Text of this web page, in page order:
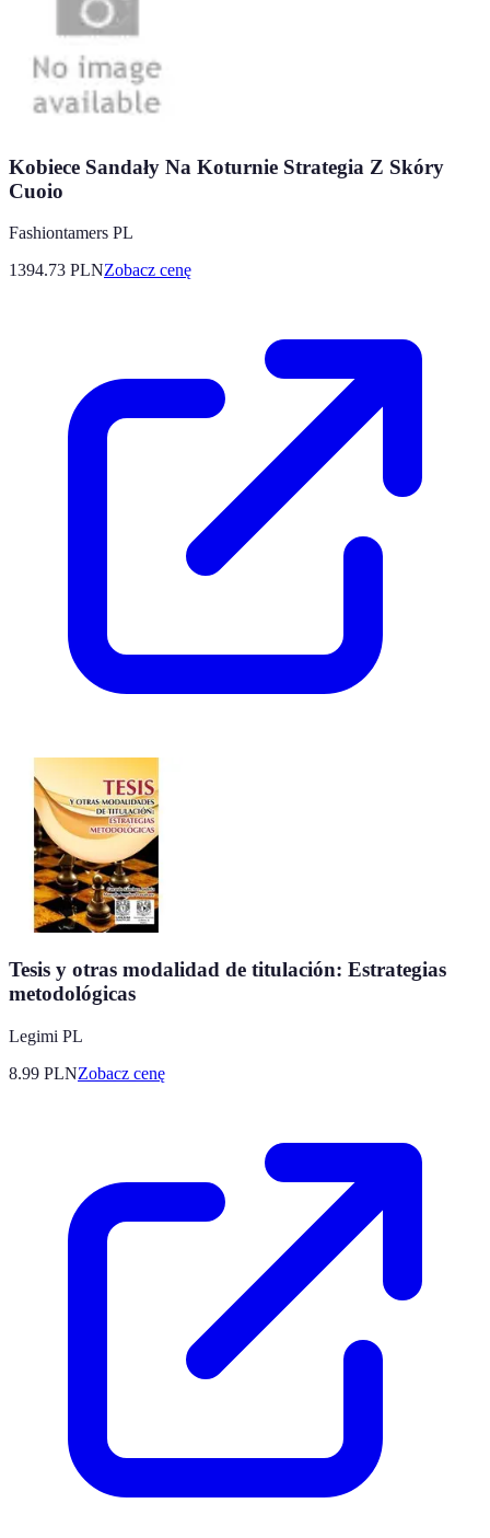
Kobiece Sandały Na Koturnie Strategia Z Skóry
Cuoio
Fashiontamers PL
1394.73 PLNZobacz cenę
Tesis y otras modalidad de titulación: Estrategias
metodológicas
Legimi PL
8.99 PLNZobacz cenę